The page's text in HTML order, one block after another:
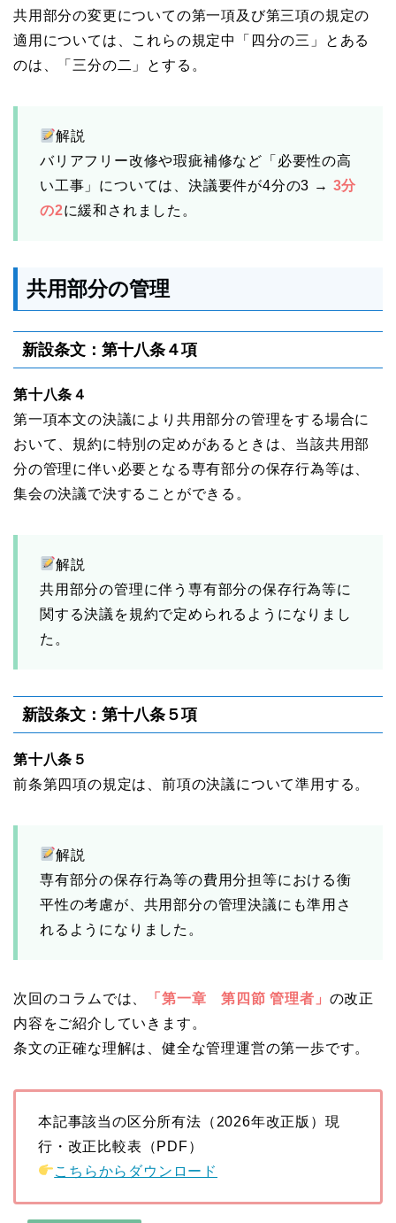
共用部分の変更についての第一項及び第三項の規定の
適用については、これらの規定中「四分の三」とある
のは、「三分の二」とする。
解説
バリアフリー改修や瑕疵補修など「必要性の高
い工事」については、決議要件が4分の3 → 3分
の2に緩和されました。
共用部分の管理
新設条文：第十八条４項
第十八条４
第一項本文の決議により共用部分の管理をする場合に
おいて、規約に特別の定めがあるときは、当該共用部
分の管理に伴い必要となる専有部分の保存行為等は、
集会の決議で決することができる。
解説
共用部分の管理に伴う専有部分の保存行為等に
関する決議を規約で定められるようになりまし
た。
新設条文：第十八条５項
第十八条５
前条第四項の規定は、前項の決議について準用する。
解説
専有部分の保存行為等の費用分担等における衡
平性の考慮が、共用部分の管理決議にも準用さ
れるようになりました。
次回のコラムでは、 「第一章 第四節 管理者」 の改正
内容をご紹介していきます。
条文の正確な理解は、健全な管理運営の第一歩です。
本記事該当の区分所有法（2026年改正版）現
行・改正比較表（PDF）
こちらからダウンロード